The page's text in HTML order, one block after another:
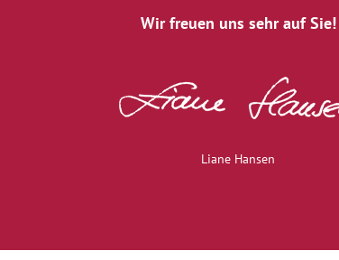
Wir freuen uns sehr auf Sie!
Liane Hansen